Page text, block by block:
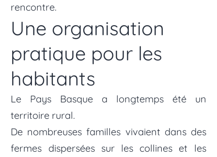
rencontre.
Une organisation
pratique pour les
habitants
Le Pays Basque a longtemps été un
territoire rural.
De nombreuses familles vivaient dans des
fermes dispersées sur les collines et les